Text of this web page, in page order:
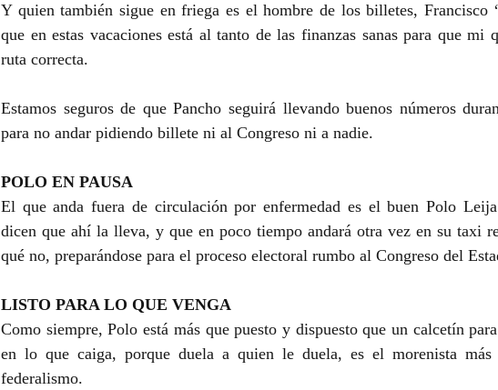
Y quien también sigue en friega es el hombre de los billetes, Francisco
que en estas vacaciones está al tanto de las finanzas sanas para que mi
ruta correcta.
Estamos seguros de que Pancho seguirá llevando buenos números
para no andar pidiendo billete ni al Congreso ni a nadie.
POLO EN PAUSA
El que anda fuera de circulación por enfermedad es el buen Polo
dicen que ahí la lleva, y que en poco tiempo andará otra vez en su taxi
qué no, preparándose para el proceso electoral rumbo al Congreso del
LISTO PARA LO QUE VENGA
Como siempre, Polo está más que puesto y dispuesto que un calcetín
en lo que caiga, porque duela a quien le duela, es el morenista
federalismo.